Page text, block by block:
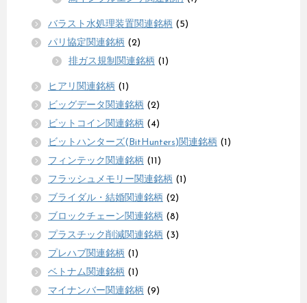
バラスト水処理装置関連銘柄 (5)
パリ協定関連銘柄 (2)
排ガス規制関連銘柄 (1)
ヒアリ関連銘柄 (1)
ビッグデータ関連銘柄 (2)
ビットコイン関連銘柄 (4)
ビットハンターズ(BitHunters)関連銘柄 (1)
フィンテック関連銘柄 (11)
フラッシュメモリー関連銘柄 (1)
ブライダル・結婚関連銘柄 (2)
ブロックチェーン関連銘柄 (8)
プラスチック削減関連銘柄 (3)
プレハブ関連銘柄 (1)
ベトナム関連銘柄 (1)
マイナンバー関連銘柄 (9)